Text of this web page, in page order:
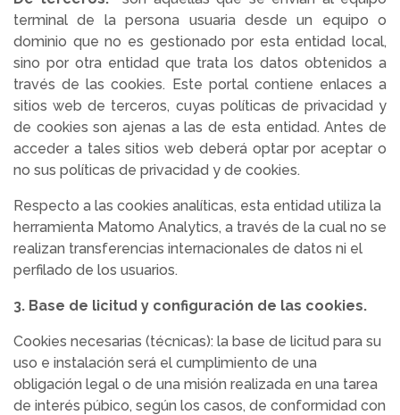
terminal de la persona usuaria desde un equipo o
dominio que no es gestionado por esta entidad local,
sino por otra entidad que trata los datos obtenidos a
través de las cookies. Este portal contiene enlaces a
sitios web de terceros, cuyas políticas de privacidad y
de cookies son ajenas a las de esta entidad. Antes de
acceder a tales sitios web deberá optar por aceptar o
no sus políticas de privacidad y de cookies.
Respecto a las cookies analíticas, esta entidad utiliza la
herramienta Matomo Analytics, a través de la cual no se
realizan transferencias internacionales de datos ni el
perfilado de los usuarios.
3. Base de licitud y configuración de las cookies.
Cookies necesarias (técnicas): la base de licitud para su
uso e instalación será el cumplimiento de una
obligación legal o de una misión realizada en una tarea
de interés púbico, según los casos, de conformidad con